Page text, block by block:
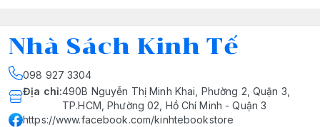
Nhà Sách Kinh Tế
098 927 3304
Địa chỉ:490B Nguyễn Thị Minh Khai, Phường 2, Quận 3,
TP.HCM, Phường 02, Hồ Chí Minh - Quận 3
https://www.facebook.com/kinhtebookstore